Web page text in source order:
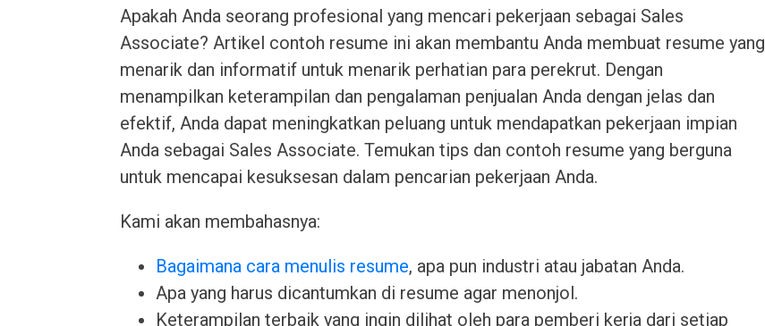
Apakah Anda seorang profesional yang mencari pekerjaan sebagai Sales
Associate? Artikel contoh resume ini akan membantu Anda membuat resume yang
menarik dan informatif untuk menarik perhatian para perekrut. Dengan
menampilkan keterampilan dan pengalaman penjualan Anda dengan jelas dan
efektif, Anda dapat meningkatkan peluang untuk mendapatkan pekerjaan impian
Anda sebagai Sales Associate. Temukan tips dan contoh resume yang berguna
untuk mencapai kesuksesan dalam pencarian pekerjaan Anda.
Kami akan membahasnya:
Bagaimana cara menulis resume, apa pun industri atau jabatan Anda.
Apa yang harus dicantumkan di resume agar menonjol.
Keterampilan terbaik yang ingin dilihat oleh para pemberi kerja dari setiap